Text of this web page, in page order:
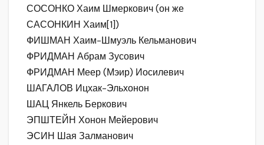
СОСОНКО Хаим Шмеркович (он же
САСОНКИН Хаим[1])
ФИШМАН Хаим-Шмуэль Кельманович
ФРИДМАН Абрам Зусович
ФРИДМАН Меер (Мэир) Иосилевич
ШАГАЛОВ Ицхак-Эльхонон
ШАЦ Янкель Беркович
ЭПШТЕЙН Хонон Мейерович
ЭСИН Шая Залманович